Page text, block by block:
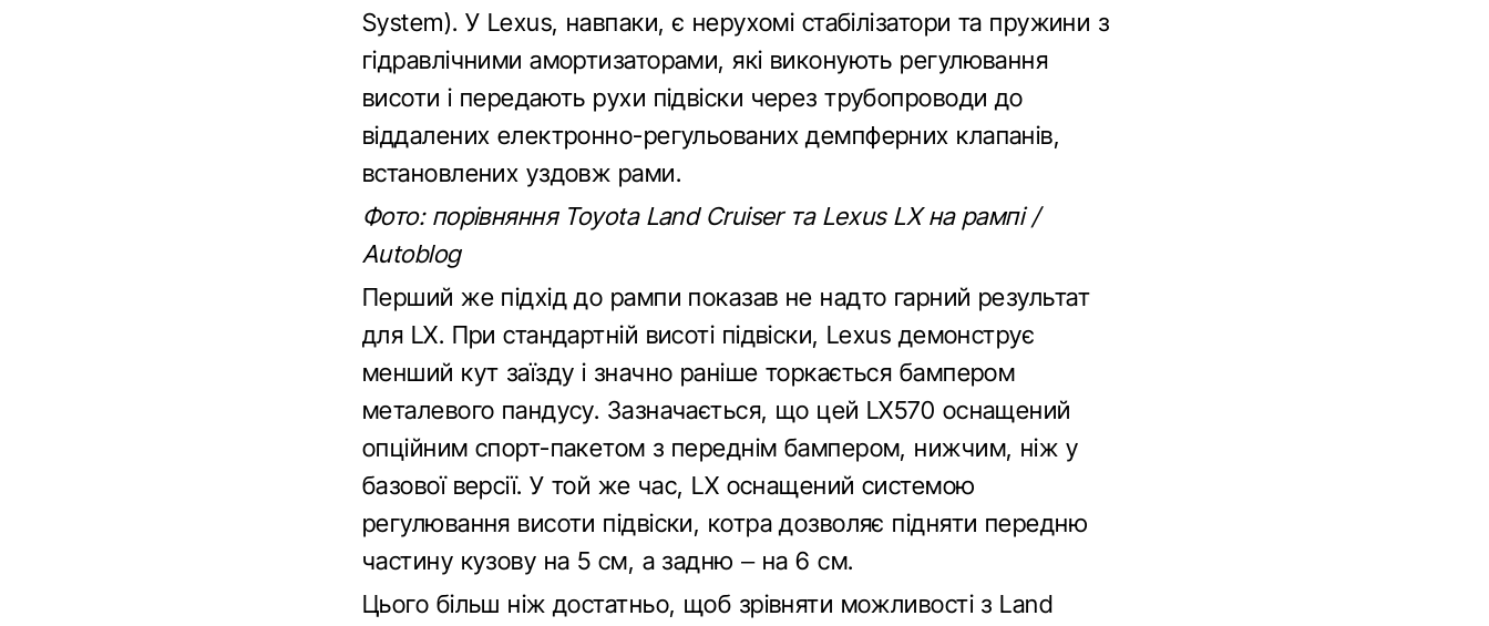
System). У Lexus, навпаки, є нерухомі стабілізатори та пружини з
гідравлічними амортизаторами, які виконують регулювання
висоти і передають рухи підвіски через трубопроводи до
віддалених електронно-регульованих демпферних клапанів,
встановлених уздовж рами.
Фото: порівняння Toyota Land Cruiser та Lexus LX на рампі /
Autoblog
Перший же підхід до рампи показав не надто гарний результат
для LX. При стандартній висоті підвіски, Lexus демонструє
менший кут заїзду і значно раніше торкається бампером
металевого пандусу. Зазначається, що цей LX570 оснащений
опційним спорт-пакетом з переднім бампером, нижчим, ніж у
базової версії. У той же час, LX оснащений системою
регулювання висоти підвіски, котра дозволяє підняти передню
частину кузову на 5 см, а задню – на 6 см.
Цього більш ніж достатньо, щоб зрівняти можливості з Land